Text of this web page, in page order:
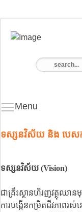
Menu
ទស្សនវិស័យ និង បេស
ទស្សនវិស័យ​ (Vision)
ជាគ្រឹះស្ថានហិរញវត្ថុ​ឈា
ការបង្កើនកម្រិតជីវភាព